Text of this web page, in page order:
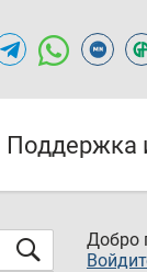
Поддержка
Добро